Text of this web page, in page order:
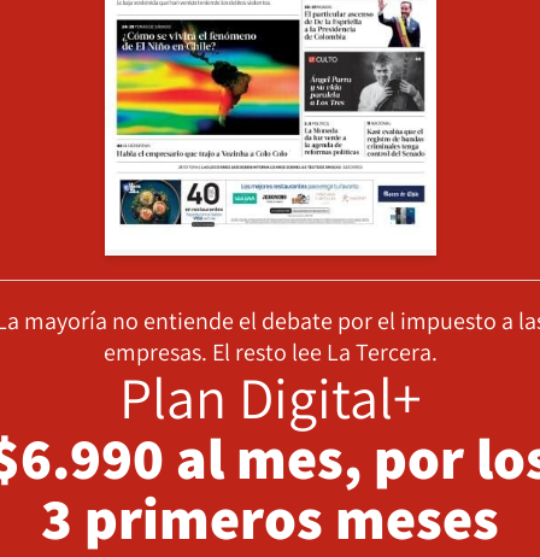
mayoría no entiende el debate por el impuesto a
empresas. El resto lee La Tercera.
Plan Digital+
al mes, por
3 primeros meses